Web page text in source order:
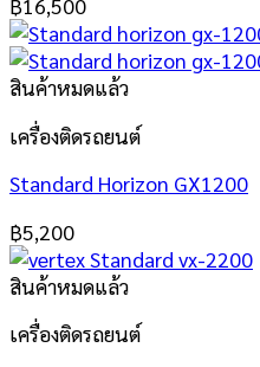
สินค้าหมดแล้ว
เครื่องติดรถยนต์
Standard Horizon GX1200
฿5,200
สินค้าหมดแล้ว
เครื่องติดรถยนต์